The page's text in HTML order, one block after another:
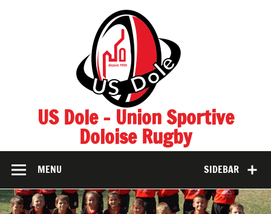
US Dole – Union Sportive
Doloise Rugby
SIDEBAR
MENU